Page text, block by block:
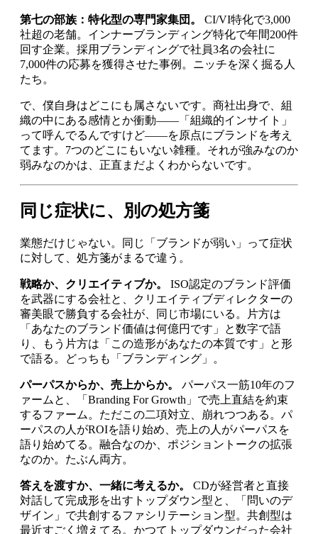
第七の部族：特化型の専門家集団。
CI/VI特化で3,000
社超の老舗。インナーブランディング特化で年間200件
回す企業。採用ブランディングで社員3名の会社に
7,000件の応募を獲得させた事例。ニッチを深く掘る人
たち。
で、僕自身はどこにも属さないです。商社出身で、組
織の中にある感情とか衝動——「組織的インサイト」
って呼んでるんですけど——を原点にブランドを考え
てます。7つのどこにもいない雑種。それが強みなのか
弱みなのかは、正直まだよくわからないです。
同じ症状に、別の処方箋
業態だけじゃない。同じ「ブランドが弱い」って症状
に対して、処方箋がまるで違う。
戦略か、クリエイティブか。
ISO認定のブランド評価
を武器にする会社と、クリエイティブディレクターの
審美眼で勝負する会社が、同じ市場にいる。片方は
「あなたのブランド価値は何億円です」と数字で語
り、もう片方は「この造形があなたの本質です」と形
で語る。どっちも「ブランディング」。
パーパスからか、売上からか。
パーパス一筋10年のフ
ァームと、「Branding For Growth」で売上直結を約束
するファーム。ただこの二項対立、崩れつつある。パ
ーパスの人がROIを語り始め、売上の人がパーパスを
語り始めてる。融合なのか、ポジショントークの拡張
なのか。たぶん両方。
答えを渡すか、一緒に考えるか。
CDが経営者と直接
対話して完成形を出すトップダウン型と、「問いのデ
ザイン」で共創するファシリテーション型。共創型は
最近すごく増えてる。かつてトップダウンだった会社